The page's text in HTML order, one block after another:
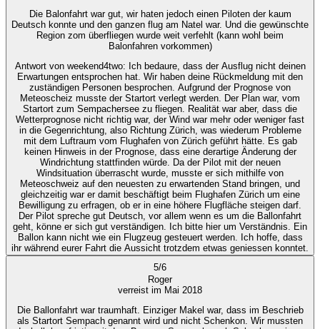
Die Balonfahrt war gut, wir haten jedoch einen Piloten der kaum
Deutsch konnte und den ganzen flug am Natel war. Und die gewünschte
Region zom überfliegen wurde weit verfehlt (kann wohl beim
Balonfahren vorkommen)
Antwort von weekend4two: Ich bedaure, dass der Ausflug nicht deinen
Erwartungen entsprochen hat. Wir haben deine Rückmeldung mit den
zuständigen Personen besprochen. Aufgrund der Prognose von
Meteoscheiz musste der Startort verlegt werden. Der Plan war, vom
Startort zum Sempachersee zu fliegen. Realität war aber, dass die
Wetterprognose nicht richtig war, der Wind war mehr oder weniger fast
in die Gegenrichtung, also Richtung Zürich, was wiederum Probleme
mit dem Luftraum vom Flughafen von Zürich geführt hätte. Es gab
keinen Hinweis in der Prognose, dass eine derartige Änderung der
Windrichtung stattfinden würde. Da der Pilot mit der neuen
Windsituation überrascht wurde, musste er sich mithilfe von
Meteoschweiz auf den neuesten zu erwartenden Stand bringen, und
gleichzeitig war er damit beschäftigt beim Flughafen Zürich um eine
Bewilligung zu erfragen, ob er in eine höhere Flugfläche steigen darf.
Der Pilot spreche gut Deutsch, vor allem wenn es um die Ballonfahrt
geht, könne er sich gut verständigen. Ich bitte hier um Verständnis. Ein
Ballon kann nicht wie ein Flugzeug gesteuert werden. Ich hoffe, dass
ihr während eurer Fahrt die Aussicht trotzdem etwas geniessen konntet.
5/6
Roger
verreist im Mai 2018
Die Ballonfahrt war traumhaft. Einziger Makel war, dass im Beschrieb
als Startort Sempach genannt wird und nicht Schenkon. Wir mussten